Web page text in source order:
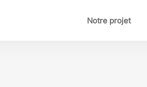
Notre projet